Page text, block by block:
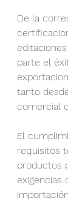
De la
parte el
tanto
comercial
El
requisitos
productos
exigencias